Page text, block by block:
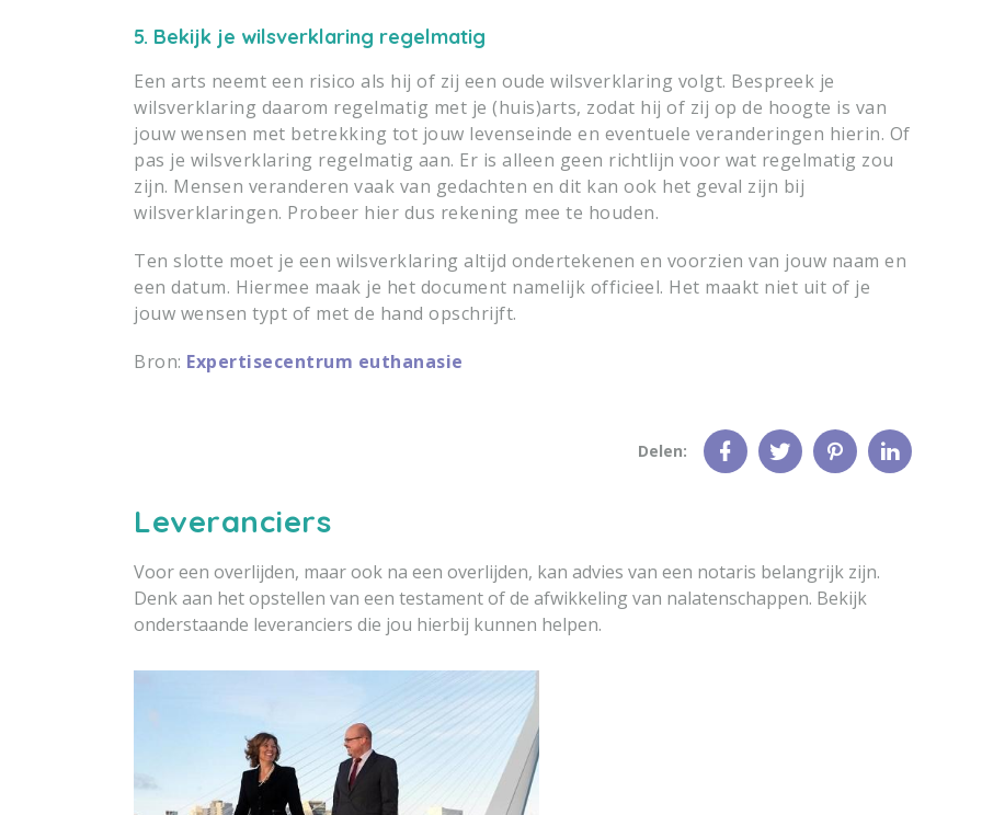
5. Bekijk je ­wilsverklaring regelmatig
Een arts neemt een risico als hij of zij een oude wilsverklaring volgt. Bespreek je
wilsverklaring daarom regelmatig met je (huis)arts, zodat hij of zij op de hoogte is van
jouw wensen met betrekking tot jouw levenseinde en eventuele veranderingen hierin. Of
pas je wilsverklaring regelmatig aan. Er is alleen geen richtlijn voor wat regelmatig zou
zijn. Mensen veranderen vaak van gedachten en dit kan ook het geval zijn bij
wilsverklaringen. Probeer hier dus rekening mee te houden.
Ten slotte moet je een wilsverklaring altijd ondertekenen en voorzien van jouw naam en
een datum. Hiermee maak je het document namelijk officieel. Het maakt niet uit of je
jouw wensen typt of met de hand opschrijft.
Bron: Expertisecentrum euthanasie
Delen:
Leveranciers
Voor een overlijden, maar ook na een overlijden, kan advies van een notaris belangrijk zijn.
Denk aan het opstellen van een testament of de afwikkeling van nalatenschappen. Bekijk
onderstaande leveranciers die jou hierbij kunnen helpen.